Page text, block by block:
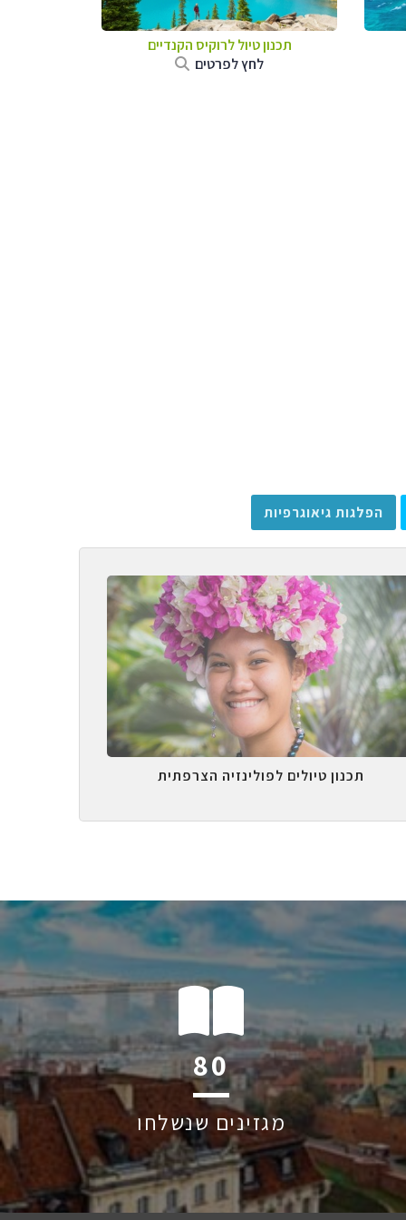
תכנון טיול לרוקיס הקנדיים
לחץ לפרטים
הפלגות גיאוגרפיות
תכנון טיולים לפולינזיה הצרפתית
121
מגזינים שנשלחו